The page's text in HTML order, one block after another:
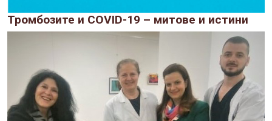
Тромбозите и COVID-19 – митове и истини